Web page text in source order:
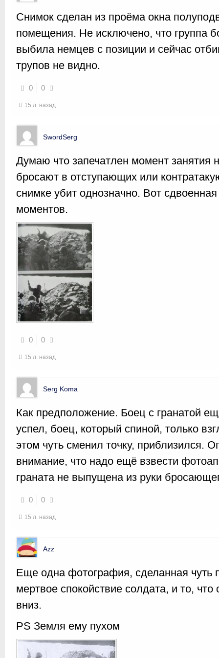
Снимок сделан из проёма окна
помещения. Не исключено, что группа
выбила немцев с позиции и сейчас
трупов не видно.
0 0
15 л. назад
SwordSerg
Думаю что запечатлен момент занятия
бросают в отступающих или
снимке убит однозначно. Вот
моментов.
0 0
15 л. назад
Serg Koma
Как предположение. Боец с гранатой
успел, боец, который спиной, только
этом чуть сменил точку, приблизился.
внимание, что надо ещё взвести
граната не выпущена из руки
0 0
15 л. назад
Azz
Еще одна фотография, сделанная чуть
мертвое спокойствие солдата, и то, что
вниз.
PS Земля ему пухом